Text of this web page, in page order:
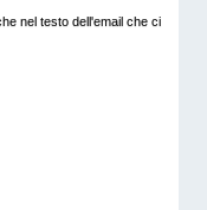
nel testo dell'email che ci